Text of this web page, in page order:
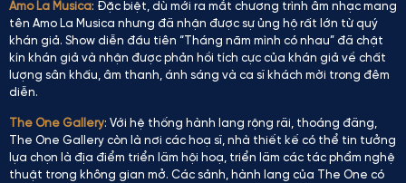
Amo La Musica: Đặc biệt, dù mới ra mắt chương trình âm nhạc mang
tên Amo La Musica nhưng đã nhận được sự ủng hộ rất lớn từ quý
khán giả. Show diễn đầu tiên “Tháng năm mình có nhau” đã chật
kín khán giả và nhận được phản hồi tích cực của khán giả về chất
lượng sân khấu, âm thanh, ánh sáng và ca sĩ khách mời trong đêm
diễn.
The One Gallery: Với hệ thống hành lang rộng rãi, thoáng đãng,
The One Gallery còn là nơi các hoạ sĩ, nhà thiết kế có thể tin tưởng
lựa chọn là địa điểm triển lãm hội hoạ, triển lãm các tác phẩm nghệ
thuật trong không gian mở. Các sảnh, hành lang của The One có